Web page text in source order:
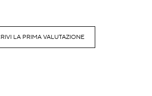
LA PRIMA VALUTAZIONE